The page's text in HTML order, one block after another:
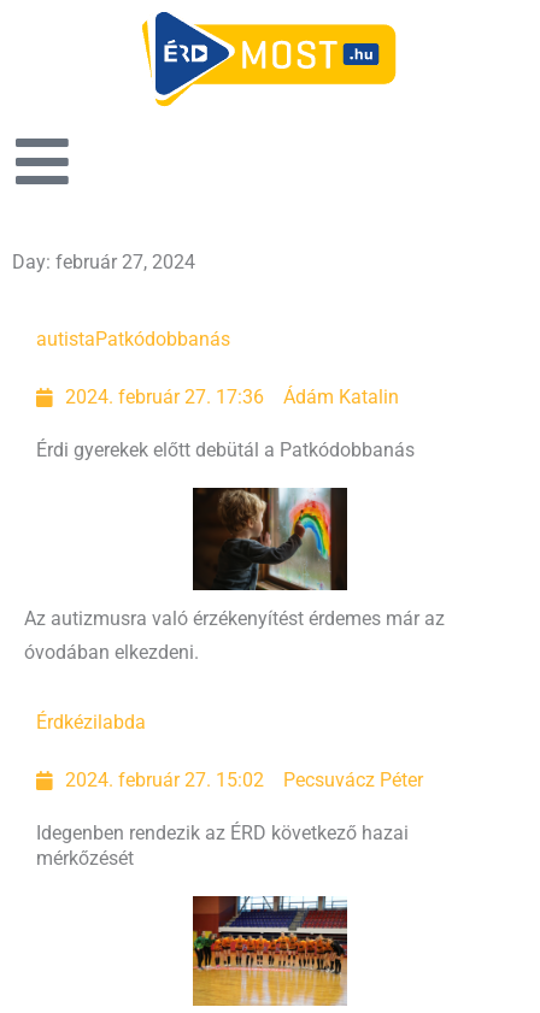
Day: február 27, 2024
autistaPatkódobbanás
2024. február 27. 17:36 Ádám Katalin
Érdi gyerekek előtt debütál a Patkódobbanás
Az autizmusra való érzékenyítést érdemes már az
óvodában elkezdeni.
Érd kézilabda
2024. február 27. 15:02 Pecsuvácz Péter
Idegenben rendezik az ÉRD következő hazai
mérkőzését